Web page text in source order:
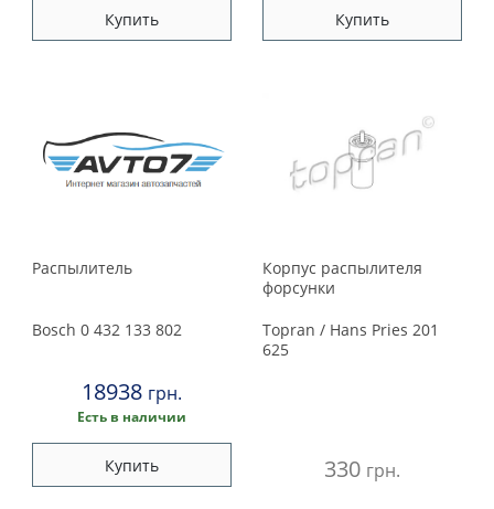
Купить Купить
Распылитель
Bosch 0 432 133 802
18938 грн.
Есть в наличии
Купить
Корпус распылителя
форсунки
Topran / Hans Pries 201
625
330 грн.